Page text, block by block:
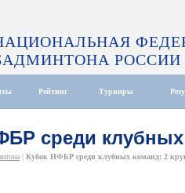
РОССИИ
Рейтинг Турниры
среди клубных
| Кубок НФБР среди клубных команд: 2